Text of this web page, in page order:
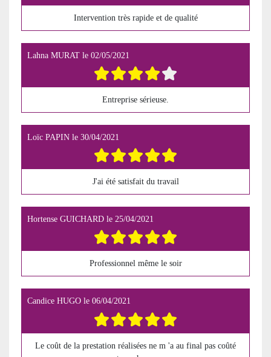
Intervention très rapide et de qualité
Lahna MURAT le 02/05/2021
Entreprise sérieuse.
Loïc PAPIN le 30/04/2021
J'ai été satisfait du travail
Hortense GUICHARD le 25/04/2021
Professionnel même le soir
Candice HUGO le 06/04/2021
Le coût de la prestation réalisées ne m 'a au final pas coûté